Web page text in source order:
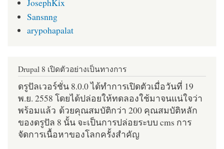
JosephKix
Sansnng
arypohapalat
Drupal 8 เปิดตัวอย่างเป็นทางการ
ดรูปัลเวอร์ชั่น 8.0.0 ได้ทำการเปิดตัวเมื่อวันที่ 19
พ.ย. 2558 โดยได้ปล่อยให้ทดลองใช้มาจนแน่ใจว่า
พร้อมแล้ว ด้วยคุณสมบัติกว่า 200 คุณสมบัติหลัก
ของดรูปัล 8 นั้น จะเป็นการปล่อยระบบ cms การ
จัดการเนื้อหาของโลกครั้งสำคัญ